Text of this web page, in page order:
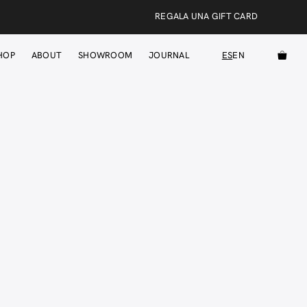
REGALA UNA GIFT CARD
ABOUT SHOWROOM JOURNAL ESEN